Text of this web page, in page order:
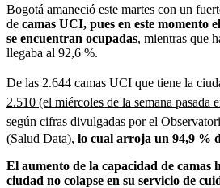
Bogotá amaneció este martes con un
de camas UCI, pues en este momento
se encuentran ocupadas, mientras que
llegaba al 92,6 %.
De las 2.644 camas UCI que tiene la
2.510 (el miércoles de la semana pasada
según cifras divulgadas por el
(Salud Data), lo cual arroja un 94,9 %
El aumento de la capacidad de camas
ciudad no colapse en su servicio de